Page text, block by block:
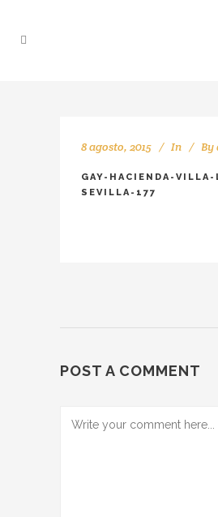
8 agosto, 2015 In By
GAY-HACIENDA-
SEVILLA-177
POST A COMMENT